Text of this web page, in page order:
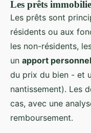
Les prêts
Les prêts sont
résidents ou aux
les non-résidents,
un apport personnel
du prix du bien - et
nantissement). Les
cas, avec une
remboursement.